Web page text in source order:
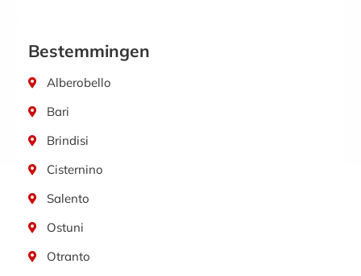
Bestemmingen
Alberobello
Bari
Brindisi
Cisternino
Salento
Ostuni
Otranto